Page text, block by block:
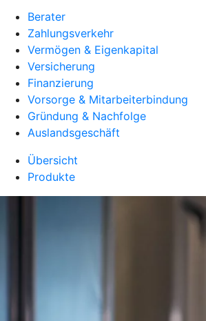
Berater
Zahlungsverkehr
Vermögen & Eigenkapital
Versicherung
Finanzierung
Vorsorge & Mitarbeiterbindung
Gründung & Nachfolge
Auslandsgeschäft
Übersicht
Produkte